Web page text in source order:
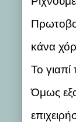
κάνα
Το
Όμως